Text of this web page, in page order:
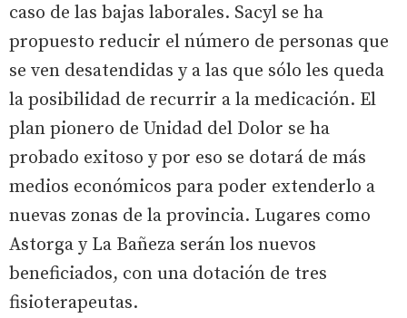
caso de las bajas laborales. Sacyl se ha
propuesto reducir el número de personas que
se ven desatendidas y a las que sólo les queda
la posibilidad de recurrir a la medicación. El
plan pionero de Unidad del Dolor se ha
probado exitoso y por eso se dotará de más
medios económicos para poder extenderlo a
nuevas zonas de la provincia. Lugares como
Astorga y La Bañeza serán los nuevos
beneficiados, con una dotación de tres
fisioterapeutas.